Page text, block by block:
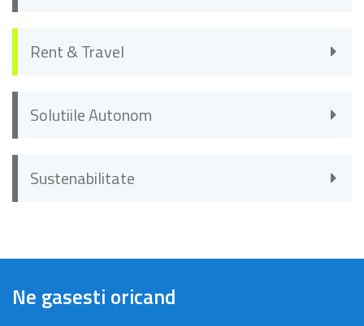
Rent & Travel
Solutiile Autonom
Sustenabilitate
Ne gasesti oricand